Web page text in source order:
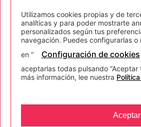
+ 34 911 086 522
C/ Comandante Fontanes
15003, A Coruña
28046, Madrid (España)
Utilizamos cookies propias y de
analíticas y para poder mostrarte
personalizados según tus
navegación. Puedes configurarlas
en “
Configuración de cookies
aceptarlas todas pulsando “Aceptar
más información, lee nuestra
Aceptar